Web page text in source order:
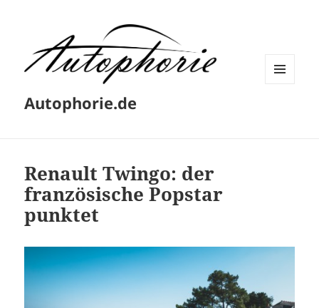
Autophorie.de
Renault Twingo: der
französische Popstar
punktet